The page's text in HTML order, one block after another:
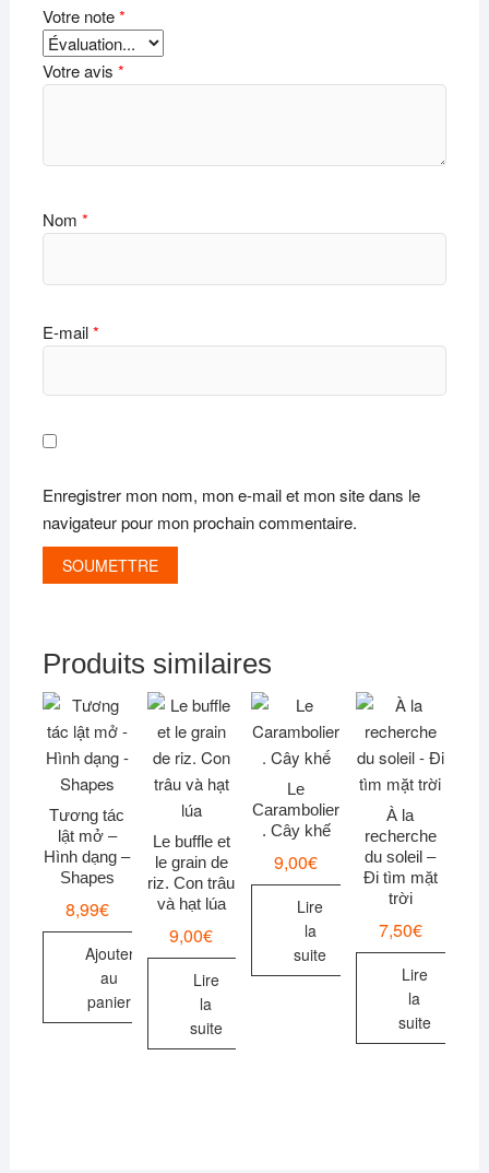
Votre note*
Votre avis *
Nom *
E-mail*
Enregistrer mon nom, mon e-mail et mon site dans le
navigateur pour mon prochain commentaire.
Produits similaires
Tương tác
lật mở –
Hình dạng –
Shapes
8,99€
Ajouter
au
panier
Le buffle et
le grain de
riz. Con trâu
và hạt lúa
9,00€
Lire
la
suite
Le
Carambolier
. Cây khế
9,00€
Lire
la
suite
À la
recherche
du soleil –
Đi tìm mặt
trời
7,50€
Lire
la
suite